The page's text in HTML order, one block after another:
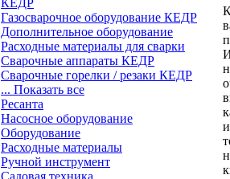
КЕДР
Газосварочное оборудование КЕДР
Дополнительное оборудование
Расходные материалы для сварки
Сварочные аппараты КЕДР
Сварочные горелки / резаки КЕДР
... Показать все
Ресанта
Насосное оборудование
Оборудование
Расходные материалы
Ручной инструмент
Садовая техника